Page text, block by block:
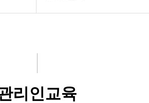
유지관리실제
리인교육